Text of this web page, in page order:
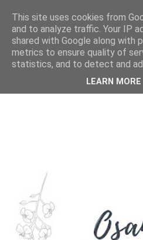
This site uses cookies from
and to analyze traffic. Your IP
shared with Google along with
metrics to ensure quality of
statistics, and to detect and
LEARN MORE